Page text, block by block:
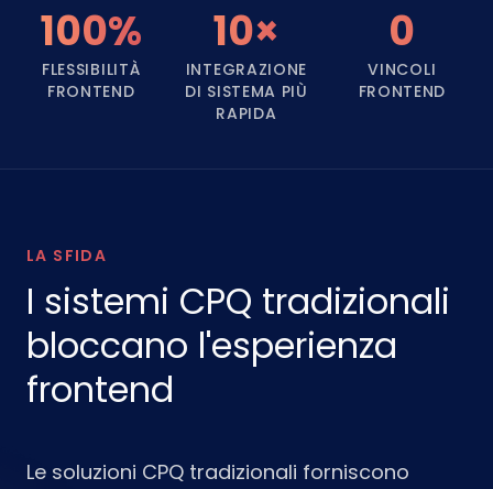
100%
FLESSIBILITÀ
FRONTEND
10×
INTEGRAZIONE
DI SISTEMA PIÙ
RAPIDA
0
VINCOLI
FRONTEND
LA SFIDA
I sistemi CPQ tradizionali
bloccano l'esperienza
frontend
Le soluzioni CPQ tradizionali forniscono